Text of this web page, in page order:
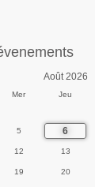
Août 2026
Mer Jeu
5 6
12 13
19 20